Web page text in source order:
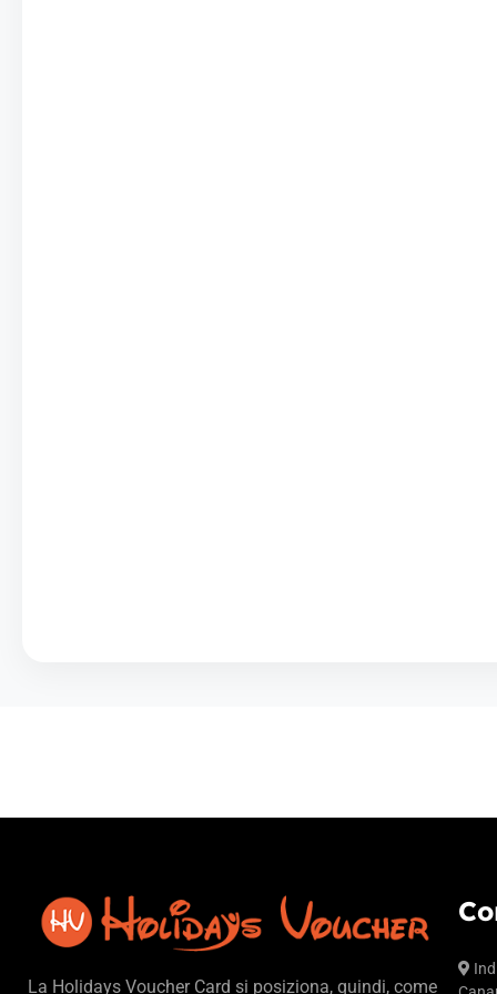
La Holidays Voucher Card si posiziona, quindi, come